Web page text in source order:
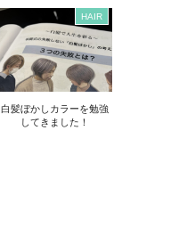
HAIR
白髪ぼかしカラーを勉強
してきました！